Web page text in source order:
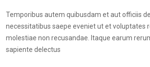
Temporibus autem quibusdam et aut officiis
necessitatibus saepe eveniet ut et voluptates
molestiae non recusandae. Itaque earum
sapiente delectus